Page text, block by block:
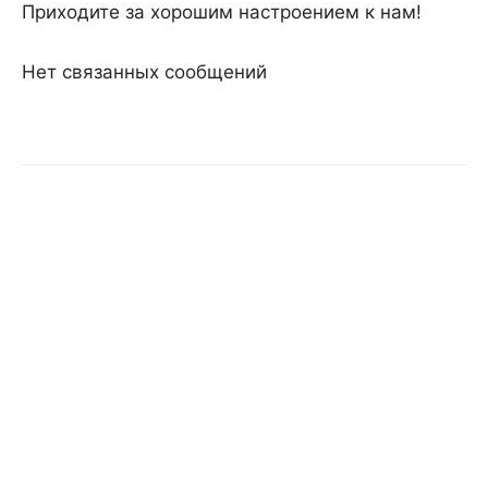
Приходите за хорошим настроением к нам!
Нет связанных сообщений